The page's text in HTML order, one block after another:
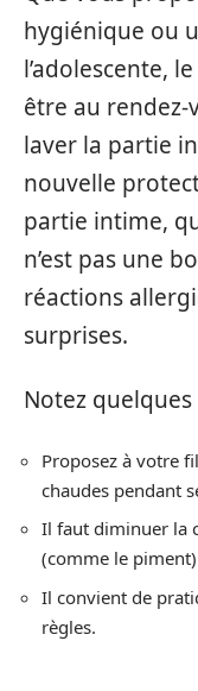
hygiénique ou
l’adolescente,
être au rendez-
laver la partie
nouvelle
partie intime,
n’est pas une
réactions
surprises.
Notez
Proposez à votre
chaudes pendant
Il faut diminuer la
(comme le
Il convient de
règles.